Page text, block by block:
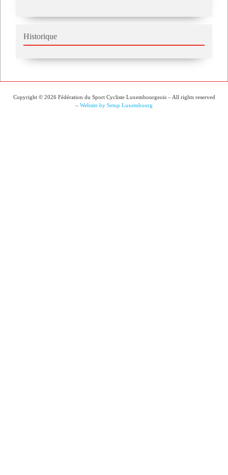
Historique
Copyright © 2026 Fédération du Sport Cycliste Luxembourgeois – All rights reserved
– Website by Setup Luxembourg